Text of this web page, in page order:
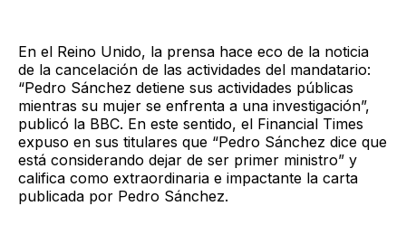
En el Reino Unido, la prensa hace eco de la noticia
de la cancelación de las actividades del mandatario:
“Pedro Sánchez detiene sus actividades públicas
mientras su mujer se enfrenta a una investigación”,
publicó la BBC. En este sentido, el Financial Times
expuso en sus titulares que “Pedro Sánchez dice que
está considerando dejar de ser primer ministro” y
califica como extraordinaria e impactante la carta
publicada por Pedro Sánchez.